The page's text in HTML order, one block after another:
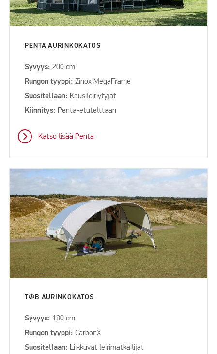
PENTA AURINKOKATOS
Syvyys:200 cm
Rungon tyyppi: Zinox MegaFrame
Suositellaan: Kausileiriytyjät
Kiinnitys: Penta-etutelttaan
Katso lisää Penta
T@B AURINKOKATOS
Syvyys: 180 cm
Rungon tyyppi:CarbonX
Suositellaan: Liikkuvat leirimatkailijat